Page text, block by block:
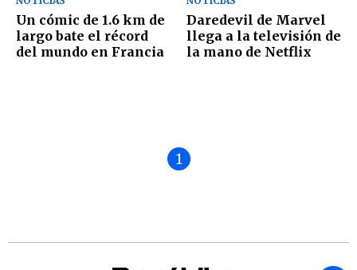
Un cómic de 1.6 km de
largo bate el récord
del mundo en Francia
Daredevil de Marvel
llega a la televisión de
la mano de Netflix
1